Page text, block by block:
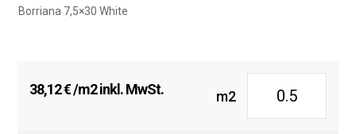
Borriana 7,5×30 White
38,12€/m2 inkl. MwSt. m2